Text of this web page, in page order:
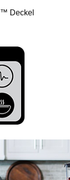
Deckel